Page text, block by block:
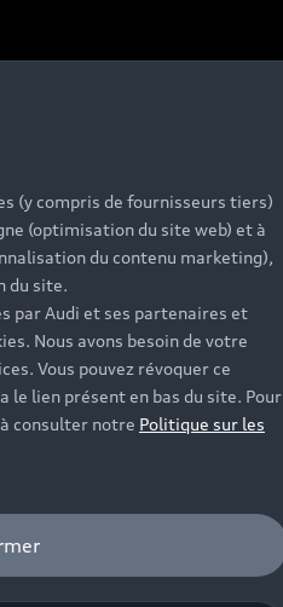
(y compris de fournisseurs tiers)
(optimisation du site web) et à
du contenu marketing),
du site.
par Audi et ses partenaires et
Nous avons besoin de votre
Vous pouvez révoquer ce
lien présent en bas du site. Pour
consulter notre Politique sur les